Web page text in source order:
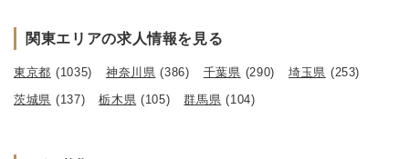
関東エリアの求人情報を見る
東京都 (1035) 神奈川県 (386) 千葉県 (290) 埼玉県 (253)
茨城県 (137) 栃木県 (105) 群馬県 (104)